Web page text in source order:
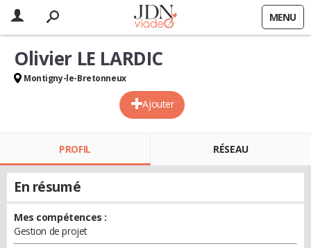
MENU
Ajouter
Olivier LE LARDIC
Montigny-le-Bretonneux
PROFIL RÉSEAU
En résumé
Mes compétences :
Gestion de projet